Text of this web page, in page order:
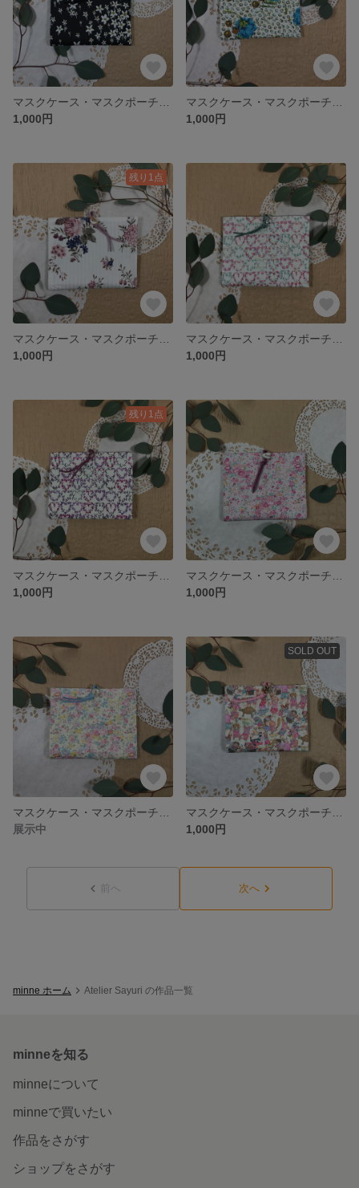
1,000円
1,000円
残り1点
1,000円
1,000円
残り1点
1,000円
1,000円
展示中
SOLD OUT
1,000円
前へ 次へ
minne ホーム Atelier Sayuri の作品一覧
minneを知る
minneについて
minneで買いたい
作品をさがす
ショップをさがす